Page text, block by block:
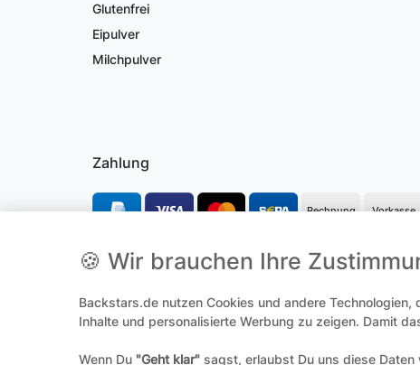
Glutenfrei
Eipulver
Milchpulver
Zahlung
Rechnung Vorkasse
**Hierbei handelt es sich um ein Pflichtfeld
🍪 Wir brauchen Ihre
Backstars.de nutzen Cookies und andere
Inhalte und personalisierte Werbung zu zeigen. Damit
Wenn Du "Geht klar" sagst, erlaubst Du uns diese